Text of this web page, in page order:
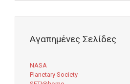
Αγαπημένες Σελίδες
NASA
Planetary Society